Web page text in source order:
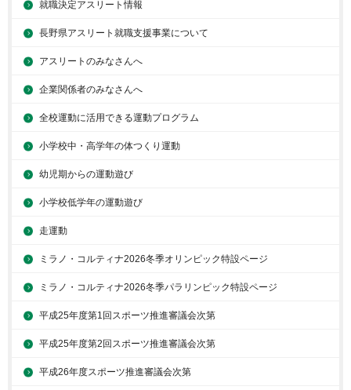
就職決定アスリート情報
長野県アスリート就職支援事業について
アスリートのみなさんへ
企業関係者のみなさんへ
全校運動に活用できる運動プログラム
小学校中・高学年の体つくり運動
幼児期からの運動遊び
小学校低学年の運動遊び
走運動
ミラノ・コルティナ2026冬季オリンピック特設ページ
ミラノ・コルティナ2026冬季パラリンピック特設ページ
平成25年度第1回スポーツ推進審議会次第
平成25年度第2回スポーツ推進審議会次第
平成26年度スポーツ推進審議会次第